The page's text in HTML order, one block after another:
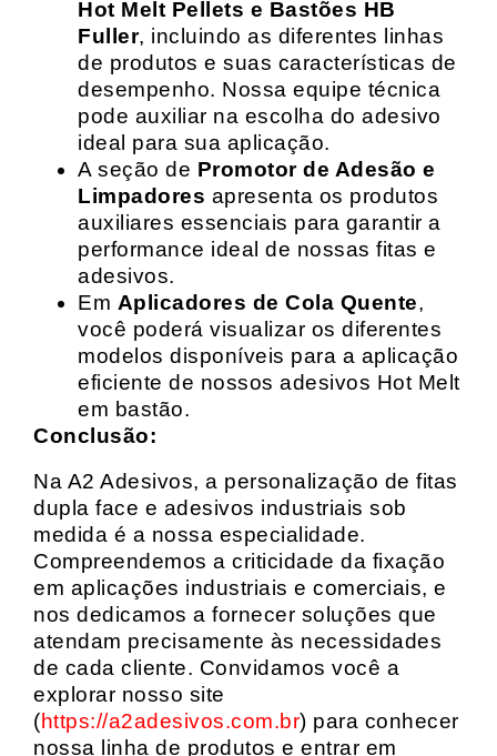
Hot Melt Pellets e Bastões HB
Fuller, incluindo as diferentes linhas
de produtos e suas características de
desempenho. Nossa equipe técnica
pode auxiliar na escolha do adesivo
ideal para sua aplicação.
A seção de Promotor de Adesão e
Limpadores apresenta os produtos
auxiliares essenciais para garantir a
performance ideal de nossas fitas e
adesivos.
Em Aplicadores de Cola Quente,
você poderá visualizar os diferentes
modelos disponíveis para a aplicação
eficiente de nossos adesivos Hot Melt
em bastão.
Conclusão:
Na A2 Adesivos, a personalização de fitas
dupla face e adesivos industriais sob
medida é a nossa especialidade.
Compreendemos a criticidade da fixação
em aplicações industriais e comerciais, e
nos dedicamos a fornecer soluções que
atendam precisamente às necessidades
de cada cliente. Convidamos você a
explorar nosso site
(https://a2adesivos.com.br) para conhecer
nossa linha de produtos e entrar em